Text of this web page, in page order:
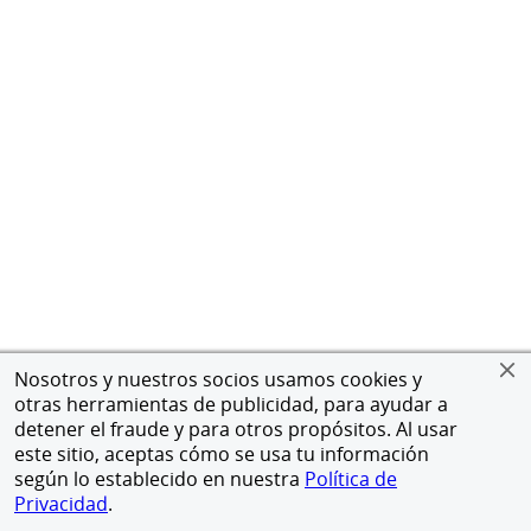
Nosotros y nuestros socios usamos cookies y
otras herramientas de publicidad, para ayudar a
detener el fraude y para otros propósitos. Al usar
este sitio, aceptas cómo se usa tu información
según lo establecido en nuestra Política de
Privacidad.